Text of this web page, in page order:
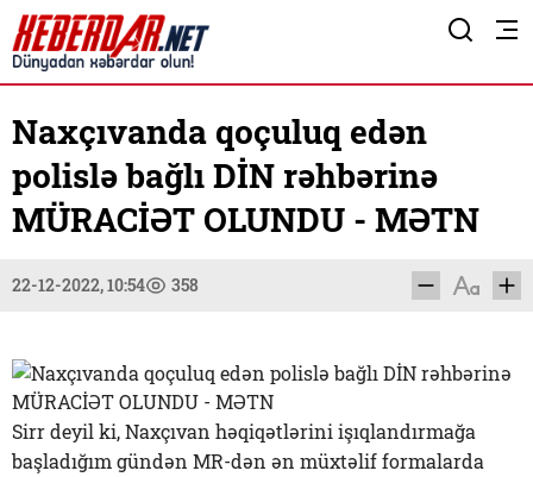
Naxçıvanda qoçuluq edən
polislə bağlı DİN rəhbərinə
MÜRACİƏT OLUNDU - MƏTN
22-12-2022, 10:54 358
Sirr deyil ki, Naxçıvan həqiqətlərini işıqlandırmağa
başladığım gündən MR-dən ən müxtəlif formalarda